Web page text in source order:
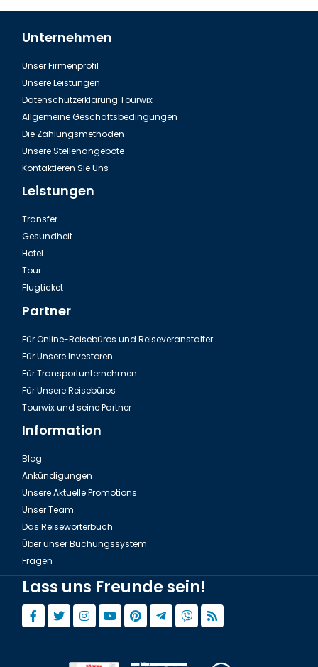
Unternehmen
Unser Firmenprofil
Unsere Leistungen
Datenschutzerklärung Tourwix
Allgemeine Geschäftsbedingungen
Die Zahlungsmethoden
Unsere Stellenangebote
Kontaktieren Sie Uns
Leistungen
Transfer
Gesundheit
Hotel
Tour
Flugticket
Partner
Für Online-Reisebüros und Reiseveranstalter
Für Unsere Investoren
Für Transportunternehmen
Für Unsere Reisebüros
Tourwix und seine Partner
Information
Blog
Ankündigungen
Unsere Aktuelle Promotions
Unser Team
Das Reisewörterbuch
Über unser Buchungssystem
Fragen
Lass uns Freunde sein!